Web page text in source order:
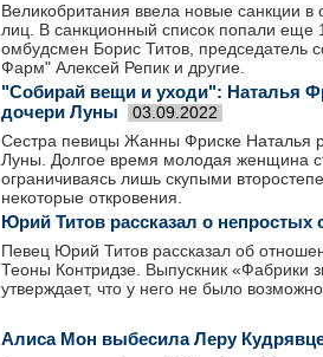
Великобритания ввела новые санкции
лиц. В санкционный список попали еще
омбудсмен Борис Титов, председатель
Фарм" Алексей Репик и другие.
"Собирай вещи и уходи": Наталья
дочери Луны
03.09.2022
Сестра певицы Жанны Фриске Наталья
Луны. Долгое время молодая женщина
ограничиваясь лишь скупыми
некоторые откровения.
Юрий Титов рассказал о
Певец Юрий Титов рассказал об
Теоны Контридзе. Выпускник «Фабрики
утверждает, что у него не было
Алиса Мон выбесила Леру